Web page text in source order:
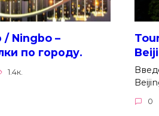
/ Ningbo –
по городу.
1.4к.
0